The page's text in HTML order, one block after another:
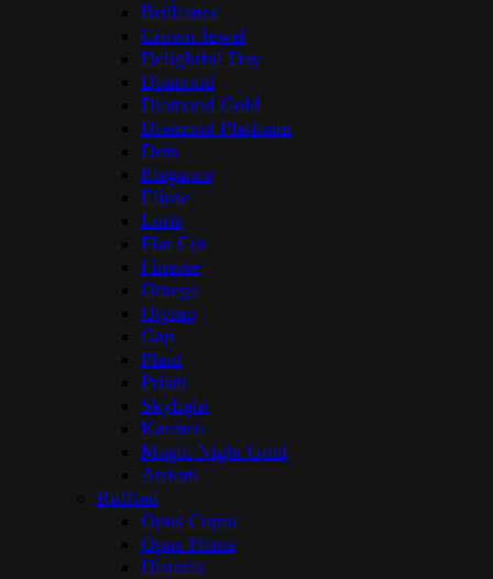
Brilliance
Crown Jewel
Delightful Day
Diamond
Diamond Gold
Diamond Platinum
Dots
Elegance
Elipse
Loris
Flat Cut
Finesse
Omega
Olymp
Gap
Plant
Prism
Skylight
Karmen
Magic Night Gold
Atrium
Ruffoni
Opus Cupra
Opus Prima
Historia